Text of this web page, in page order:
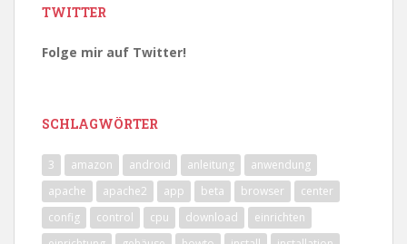
TWITTER
Folge mir auf Twitter!
SCHLAGWÖRTER
3 amazon android anleitung
anwendung
apache
apache2 app beta browser
center
config
control cpu download
einrichten